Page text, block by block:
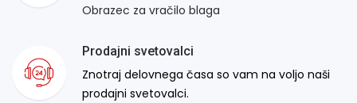
Obrazec za vračilo blaga
Prodajni svetovalci
Znotraj delovnega časa so vam na voljo naši
prodajni svetovalci.